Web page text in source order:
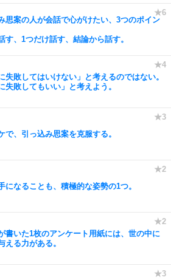
思案の人が会話で心がけたい、3つのポイン
す、1つだけ話す、結論から話す。
失敗してはいけない」と考えるのではない。
失敗してもいい」と考えよう。
で、引っ込み思案を克服する。
になることも、積極的な姿勢の1つ。
書いた1枚のアンケート用紙には、世の中に
える力がある。